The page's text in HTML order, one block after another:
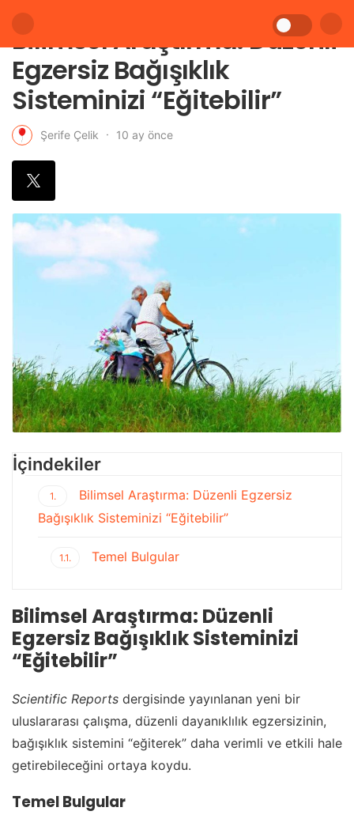
Bilimsel Araştırma: Düzenli
Egzersiz Bağışıklık
Sisteminizi “Eğitebilir”
Şerife Çelik 10 ay önce
İçindekiler
1.
Bilimsel Araştırma: Düzenli Egzersiz
Bağışıklık Sisteminizi “Eğitebilir”
1.1. Temel Bulgular
Bilimsel Araştırma: Düzenli
Egzersiz Bağışıklık Sisteminizi
“Eğitebilir”
Scientific Reports dergisinde yayınlanan yeni bir
uluslararası çalışma, düzenli dayanıklılık egzersizinin,
bağışıklık sistemini “eğiterek” daha verimli ve etkili hale
getirebileceğini ortaya koydu.
Temel Bulgular